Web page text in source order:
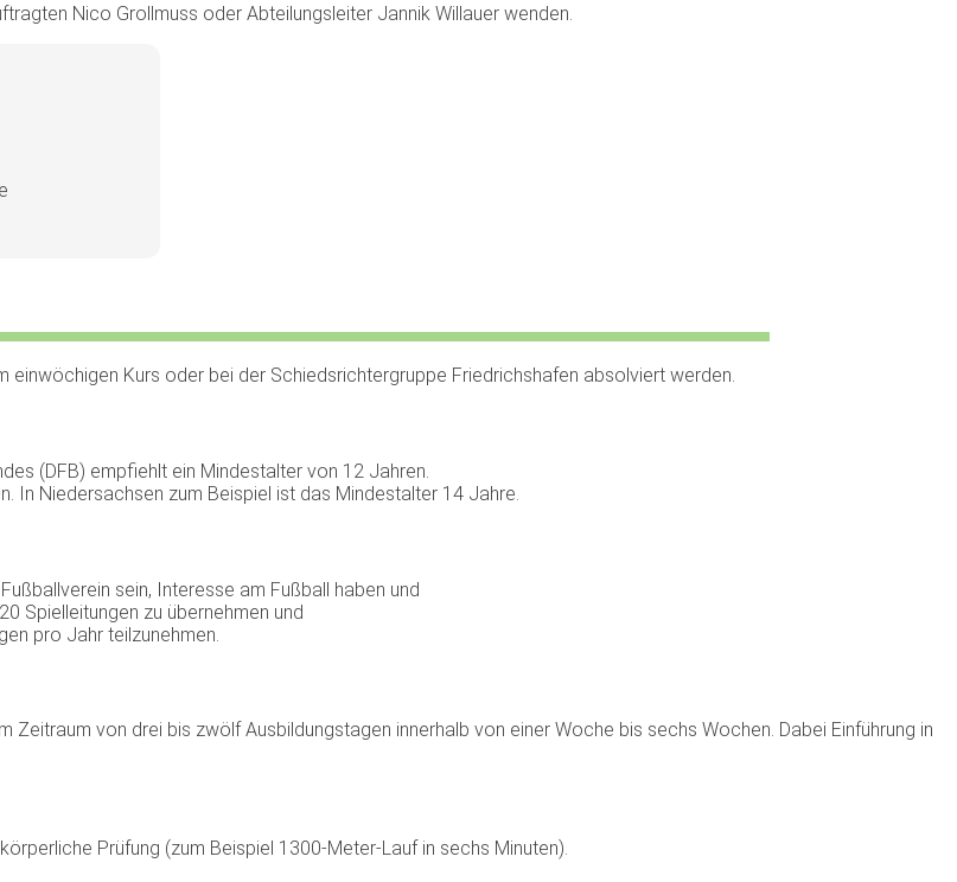
Nico Grollmuss oder Abteilungsleiter Jannik Willauer wenden.
einwöchigen Kurs oder bei der Schiedsrichtergruppe Friedrichshafen absolviert werden.
(DFB) empfiehlt ein Mindestalter von 12 Jahren.
In Niedersachsen zum Beispiel ist das Mindestalter 14 Jahre.
sein, Interesse am Fußball haben und
Spielleitungen zu übernehmen und
pro Jahr teilzunehmen.
Zeitraum von drei bis zwölf Ausbildungstagen innerhalb von einer Woche bis sechs Wochen. Dabei Einführung in
Prüfung (zum Beispiel 1300-Meter-Lauf in sechs Minuten).